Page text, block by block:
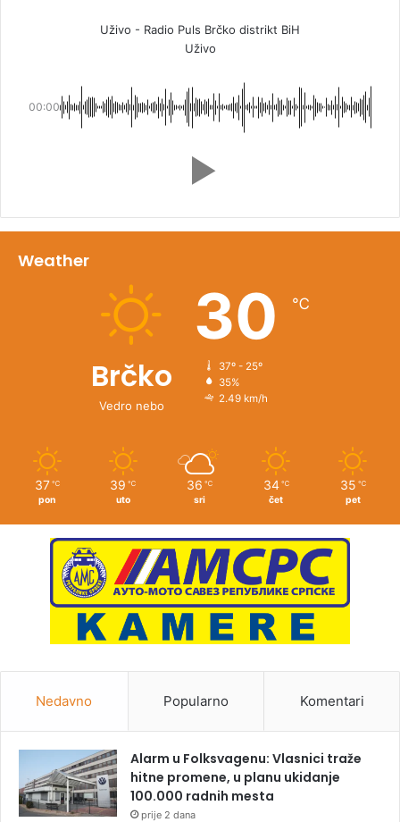
Uživo - Radio Puls Brčko distrikt BiH
Uživo
00:00
Weather
Brčko
Vedro nebo
30 ℃
37º - 25º
35%
2.49 km/h
37 ℃
pon
39 ℃
uto
36 ℃
sri
34 ℃
čet
35 ℃
pet
Nedavno Popularno Komentari
Alarm u Folksvagenu: Vlasnici traže
hitne promene, u planu ukidanje
100.000 radnih mesta
prije 2 dana